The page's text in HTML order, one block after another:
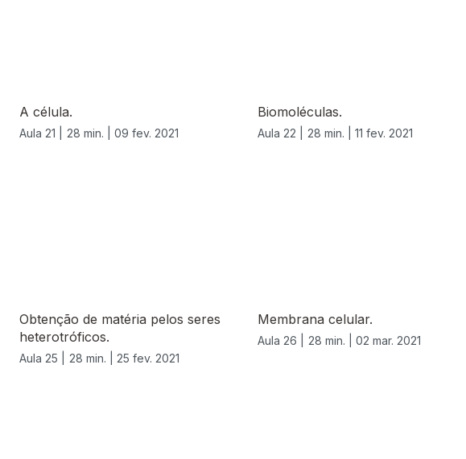
A célula.
Aula 21 | 28 min. | 09 fev. 2021
Biomoléculas.
Aula 22 | 28 min. | 11 fev. 2021
Obtenção de matéria pelos seres
heterotróficos.
Aula 25 | 28 min. | 25 fev. 2021
Membrana celular.
Aula 26 | 28 min. | 02 mar. 2021